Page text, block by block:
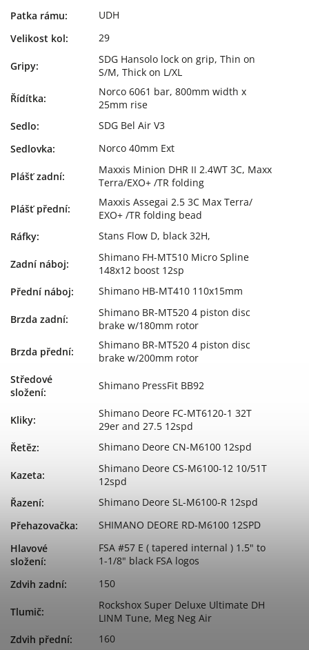
Patka rámu:
UDH
Velikost kol: 29
Gripy:
SDG Hansolo lock on grip, Thin on
S/M, Thick on L/XL
Řídítka:
Norco 6061 bar, 800mm width x
25mm rise
Sedlo:
SDG Bel Air V3
Sedlovka: Norco 40mm Ext
Plášť zadní:
Maxxis Minion DHR II 2.4WT 3C, Maxx
Terra/EXO+ /TR folding
Plášť přední:
Maxxis Assegai 2.5 3C Max Terra/
EXO+ /TR folding bead
Ráfky: Stans Flow D, black 32H,
Zadní náboj:
Shimano FH-MT510 Micro Spline
148x12 boost 12sp
Přední náboj: Shimano HB-MT410 110x15mm
Brzda zadní:
Shimano BR-MT520 4 piston disc
brake w/180mm rotor
Brzda přední:
Shimano BR-MT520 4 piston disc
brake w/200mm rotor
Středové
složení:
Shimano PressFit BB92
Kliky:
Shimano Deore FC-MT6120-1 32T
29er and 27.5 12spd
Řetěz: Shimano Deore CN-M6100 12spd
Kazeta:
Shimano Deore CS-M6100-12 10/51T
12spd
Řazení:
Shimano Deore SL-M6100-R 12spd
Přehazovačka:
SHIMANO DEORE RD-M6100 12SPD
Hlavové
složení:
FSA #57 E ( tapered internal ) 1.5" to
1-1/8" black FSA logos
Zdvih zadní: 150
Tlumič:
Rockshox Super Deluxe Ultimate DH
LINM Tune, Meg Neg Air
Zdvih přední: 160